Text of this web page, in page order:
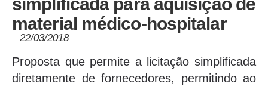
simplificada para aquisição de
material médico-hospitalar
22/03/2018
Proposta que permite a licitação simplificada
diretamente de fornecedores, permitindo ao